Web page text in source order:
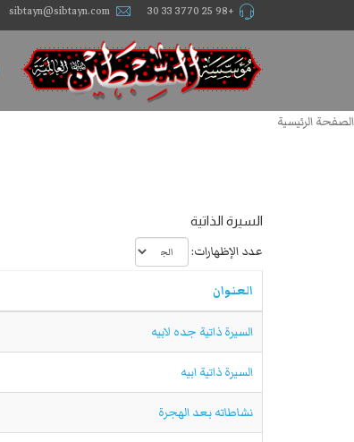
+98 25 3770 33 30
sibtayn@sibtayn.com
الصفحة الرئيسية
السيرة الذاتية
عدد الإظهارات:
العنوان
السيرة ذاتية جده لابيه
السيرة ذاتية ابيه
نشاطاته بعد الهجرة